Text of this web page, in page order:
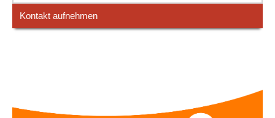
Kontakt aufnehmen